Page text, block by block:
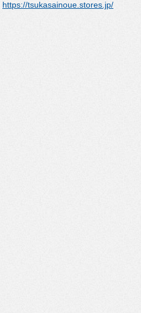
https://tsukasainoue.stores.jp/